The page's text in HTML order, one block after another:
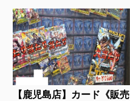
【鹿児島店】カード《販売